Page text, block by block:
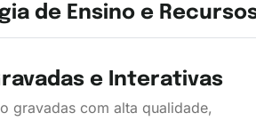
de Ensino e
e Interativas
gravadas com alta qualidade,